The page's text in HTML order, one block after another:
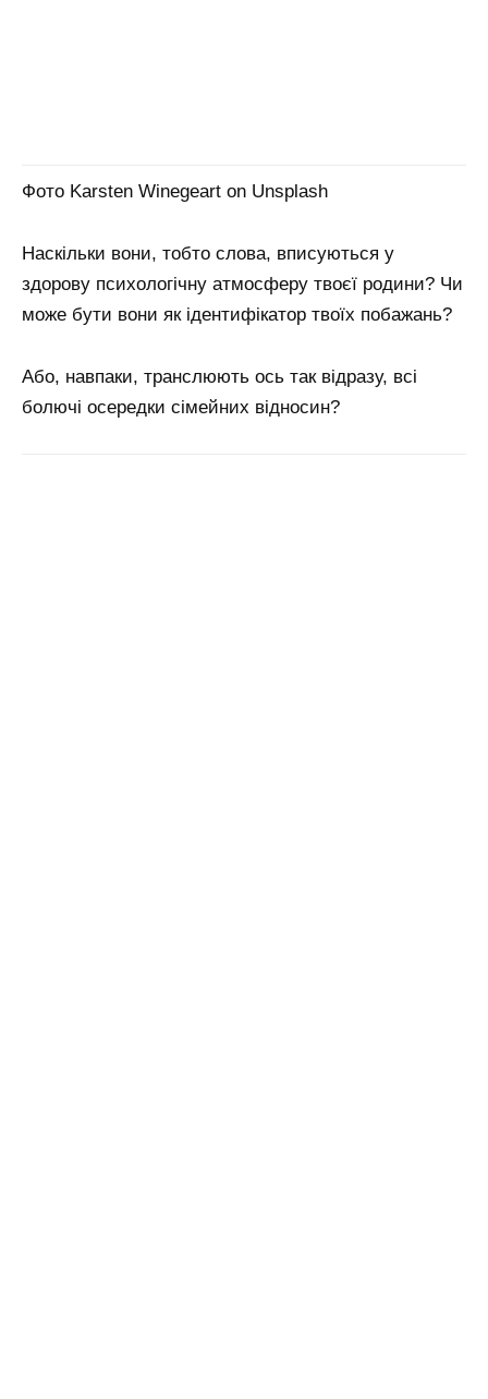
Фото Karsten Winegeart on Unsplash
Наскільки вони, тобто слова, вписуються у
здорову психологічну атмосферу твоєї родини? Чи
може бути вони як ідентифікатор твоїх побажань?
Або, навпаки, транслюють ось так відразу, всі
болючі осередки сімейних відносин?